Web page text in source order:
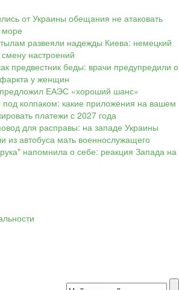
от Украины обещания не атаковать
развеяли надежды Киева: немецкий
смену настроений
предвестник беды: врачи предупредили о
у женщин
ЕАЭС «хороший шанс»
колпаком: какие приложения на вашем
платежи с 2027 года
для расправы: на западе Украины
из автобуса мать военнослужащего
напомнила о себе: реакция Запада на